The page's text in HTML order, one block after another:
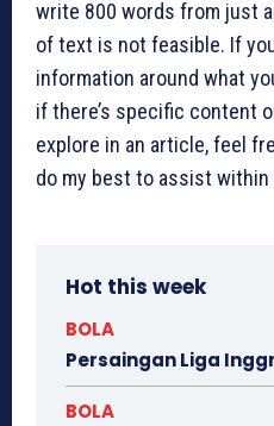
write 800 words from just
of text is not feasible. If
information around what
if there’s specific content
explore in an article, feel
do my best to assist within
Hot this week
BOLA
Persaingan Liga
BOLA